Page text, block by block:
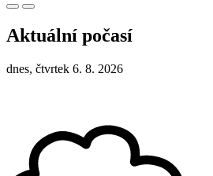
Aktuální počasí
dnes, čtvrtek 6. 8. 2026